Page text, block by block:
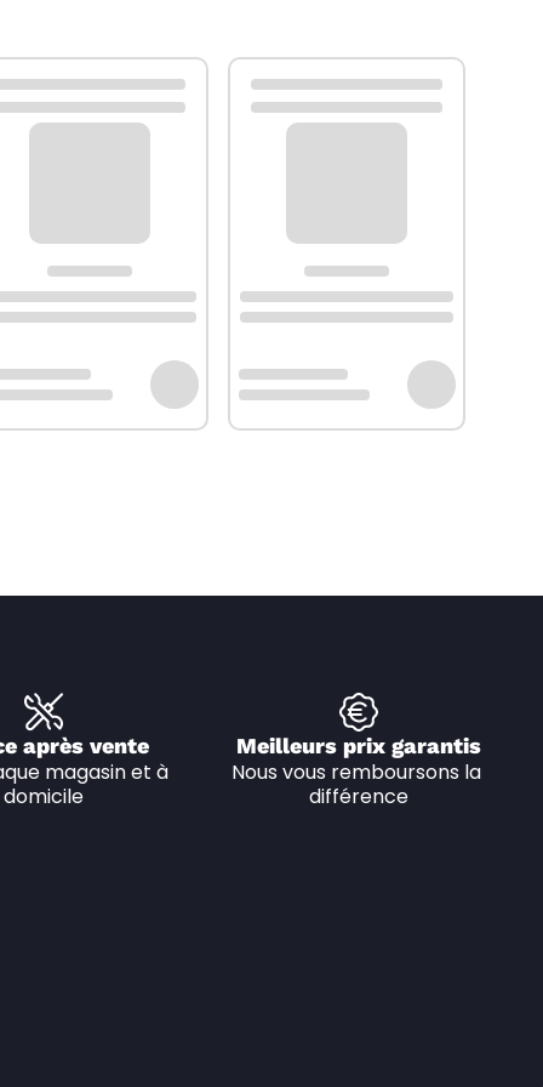
après vente
magasin et à
domicile
Meilleurs prix garantis
Nous vous remboursons la
différence